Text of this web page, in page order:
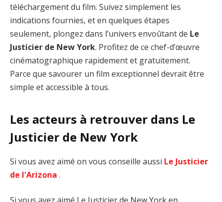
téléchargement du film. Suivez simplement les
indications fournies, et en quelques étapes
seulement, plongez dans l’univers envoûtant de Le
Justicier de New York. Profitez de ce chef-d’œuvre
cinématographique rapidement et gratuitement.
Parce que savourer un film exceptionnel devrait être
simple et accessible à tous.
Les acteurs à retrouver dans Le
Justicier de New York
Si vous avez aimé on vous conseille aussi Le Justicier
de l'Arizona .